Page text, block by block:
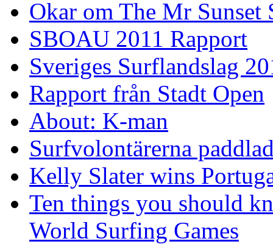
Okar om The Mr Sunset
SBOAU 2011 Rapport
Sveriges Surflandslag
Rapport från Stadt Open
About: K-man
Surfvolontärerna
Kelly Slater wins
Ten things you should
World Surfing Games